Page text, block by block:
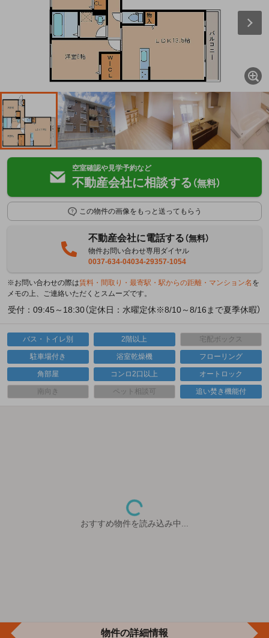
空室確認や見学予約など
不動産会社に相談する （無料）
この物件の画像をもっと送ってもらう
不動産会社に電話する（無料）
物件お問い合わせ専用ダイヤル
0037-634-04034-29357-1054
※お問い合わせの際は賃料・間取り・最寄駅・駅からの距離・マンション名 を
メモの上、ご連絡いただくとスムーズです。
受付：09:45～18:30（定休日：水曜定休※8/10～8/16まで夏季休暇）
バス・トイレ別 2階以上 宅配ボックス
駐車場付き 浴室乾燥機 フローリング
角部屋 コンロ2口以上 オートロック
南向き ペット相談可 追い焚き機能付
おすすめ物件を読み込み中...
物件の詳細情報